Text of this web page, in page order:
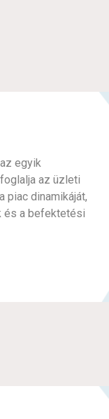
egyik
az üzleti
piac dinamikáját,
és a befektetési